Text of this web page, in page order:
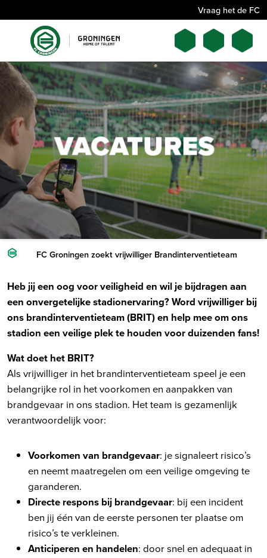
Vraag het de FC
FC Groningen zoekt vrijwilliger Brandinterventieteam
Heb jij een oog voor veiligheid en wil je bijdragen aan
een onvergetelijke stadionervaring? Word vrijwilliger bij
ons brandinterventieteam (BRIT) en help mee om ons
stadion een veilige plek te houden voor duizenden fans!
Wat doet het BRIT?
Als vrijwilliger in het brandinterventieteam speel je een
belangrijke rol in het voorkomen en aanpakken van
brandgevaar in ons stadion. Het team is gezamenlijk
verantwoordelijk voor:
Voorkomen van brandgevaar: je signaleert risico’s
en neemt maatregelen om een veilige omgeving te
garanderen.
Directe respons bij brandgevaar: bij een incident
ben jij één van de eerste personen ter plaatse om
risico’s te verkleinen.
Anticiperen en handelen: door snel en adequaat in